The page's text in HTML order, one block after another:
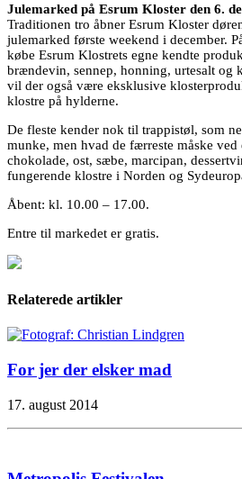
Julemarked på Esrum Kloster den 6.
Traditionen tro åbner Esrum Kloster
julemarked første weekend i december.
købe Esrum Klostrets egne kendte
brændevin, sennep, honning, urtesalt og
vil der også være eksklusive
klostre på hylderne.
De fleste kender nok til trappistøl, som
munke, men hvad de færreste måske ved
chokolade, ost, sæbe, marcipan,
fungerende klostre i Norden og
Åbent: kl. 10.00 – 17.00.
Entre til markedet er gratis.
Relaterede artikler
For jer der elsker mad
17. august 2014